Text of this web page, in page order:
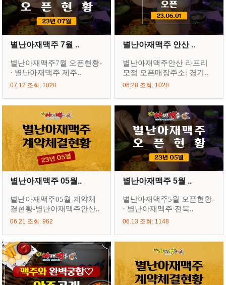
별난아재맥주 7월 ..
별난아재맥주7월 오픈현황-
· 별난아재맥주 제주..
07.12 조회: 1020
별난아재맥주 안산 ..
별난아재맥주안산 라프리
모점 오픈매장주소: 경기..
06.28 조회: 1028
별난아재맥주 05월..
별난아재맥주05월 계약체
결현황-별난아재맥주안산..
06.21 조회: 962
별난아재맥주 5월 ..
별난아재맥주5월 오픈현황-
· 별난아재맥주 전북..
06.13 조회: 1148